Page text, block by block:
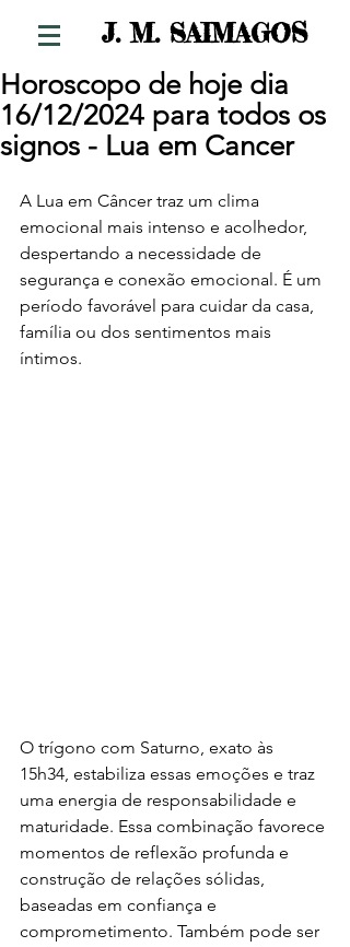
J. M. SAIMAGOS
Horoscopo de hoje dia
16/12/2024 para todos os
signos - Lua em Cancer
A Lua em Câncer traz um clima
emocional mais intenso e acolhedor,
despertando a necessidade de
segurança e conexão emocional. É um
período favorável para cuidar da casa,
família ou dos sentimentos mais
íntimos.
O trígono com Saturno, exato às
15h34, estabiliza essas emoções e traz
uma energia de responsabilidade e
maturidade. Essa combinação favorece
momentos de reflexão profunda e
construção de relações sólidas,
baseadas em confiança e
comprometimento. Também pode ser